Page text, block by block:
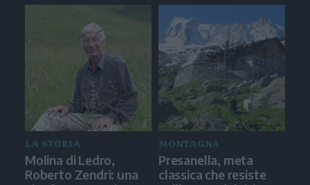
LA STORIA
Molina di Ledro,
Roberto Zendri: una
MONTAGNA
Presanella, meta
classica che resiste